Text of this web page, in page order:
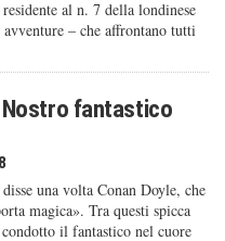
al n. 7 della londinese
avventure – che affrontano tutti
Nostro fantastico
una volta Conan Doyle, che
magica». Tra questi spicca
il fantastico nel cuore